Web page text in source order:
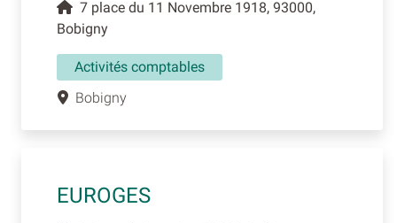
7 place du 11 Novembre 1918, 93000,
Bobigny
Activités comptables
Bobigny
EUROGES